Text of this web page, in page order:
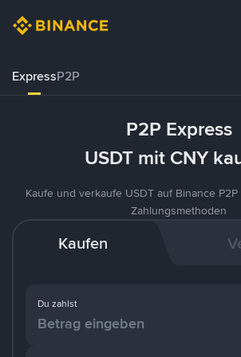
ExpressP2P
P2P Express
USDT mit CNY
Kaufe und verkaufe USDT auf Binance
Zahlungsmethoden
Kaufen
Du zahlst